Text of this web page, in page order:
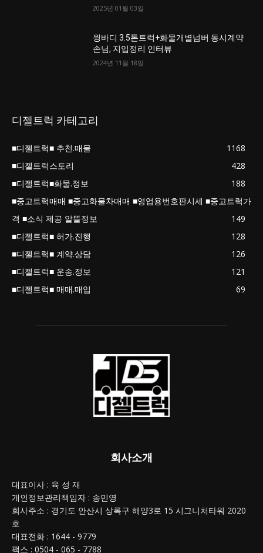
2025년 01월 03일
윙바디 3.5톤트럭+화물개별넘버 동시계약
손님, 지입정리 인터뷰
2024년 11월 18일
디젤트럭 카테고리
■디젤트럭■ 추천.매물
1168
■디젤트럭스토리
428
■디젤트럭■화물.정보
188
■중고트럭매매 ■중고화물차매매 ■영업용번호판시세 ■중고트럭가
격 ■소식 제공 알뜰정보
149
■디젤트럭■ 허가.진행
128
■디젤트럭■ 계약.상담
126
■디젤트럭■ 운송.정보
121
■디젤트럭■ 매매.매입
69
회사소개
대표이사 : 육 성 재
개인정보관리책임자 : 송민영
회사주소 : 경기도 안산시 상록구 해양3로 15 시그니처타워 2020
호
대표전화 : 1644 - 9779
팩스 : 0504 - 065 - 7788